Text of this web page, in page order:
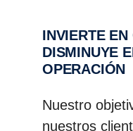
INVIERTE EN CAPACITACIÓN,
DISMINUYE
OPERACIÓN
Nuestro
nuestros